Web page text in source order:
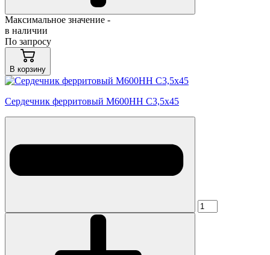
Максимальное значение -
в наличии
По запросу
В корзину
Сердечник ферритовый М600НН С3,5х45